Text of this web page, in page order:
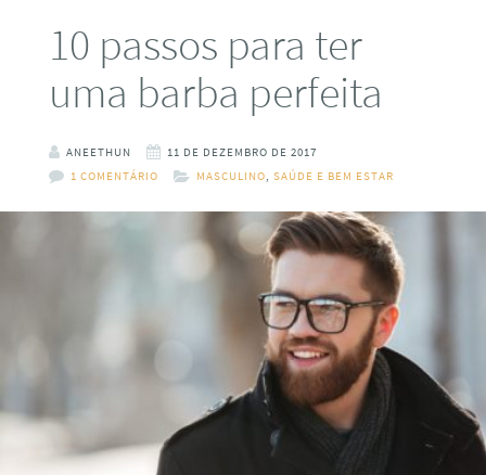
10 passos para ter
uma barba perfeita
ANEETHUN
11 DE DEZEMBRO DE 2017
1 COMENTÁRIO
MASCULINO, SAÚDE E BEM ESTAR